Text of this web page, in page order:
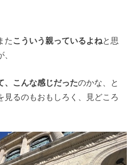
た こういう親っているよねと思
、こんな感じだったのかな、と
見るのもおもしろく、見どころ